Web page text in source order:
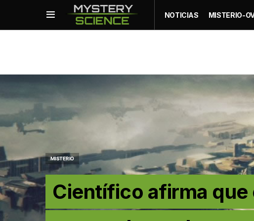
NOTICIAS MISTERIO-
MISTERIO
Científico afirma